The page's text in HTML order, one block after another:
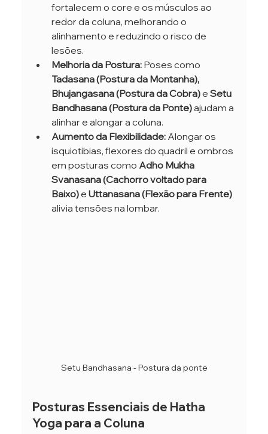
fortalecem o core e os músculos ao
redor da coluna, melhorando o
alinhamento e reduzindo o risco de
lesões.
Melhoria da Postura: Poses como
Tadasana (Postura da Montanha),
Bhujangasana (Postura da Cobra) e Setu
Bandhasana (Postura da Ponte) ajudam a
alinhar e alongar a coluna.
Aumento da Flexibilidade: Alongar os
isquiotibias, flexores do quadril e ombros
em posturas como Adho Mukha
Svanasana (Cachorro voltado para
Baixo) e Uttanasana (Flexão para Frente)
alivia tensões na lombar.
Setu Bandhasana - Postura da ponte
Posturas Essenciais de Hatha
Yoga para a Coluna